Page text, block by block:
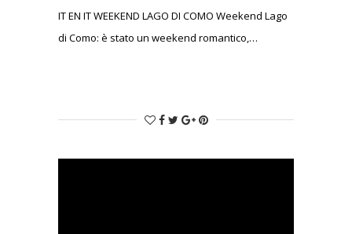
IT EN IT WEEKEND LAGO DI COMO Weekend Lago
di Como: è stato un weekend romantico,…